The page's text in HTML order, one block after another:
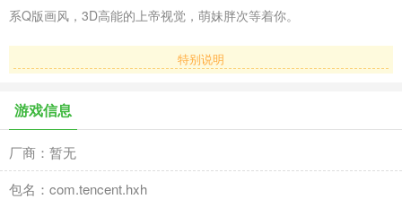
系Q版画风，3D高能的上帝视觉，萌妹胖次等着你。
特别说明
游戏信息
厂商：暂无
包名：com.tencent.hxh